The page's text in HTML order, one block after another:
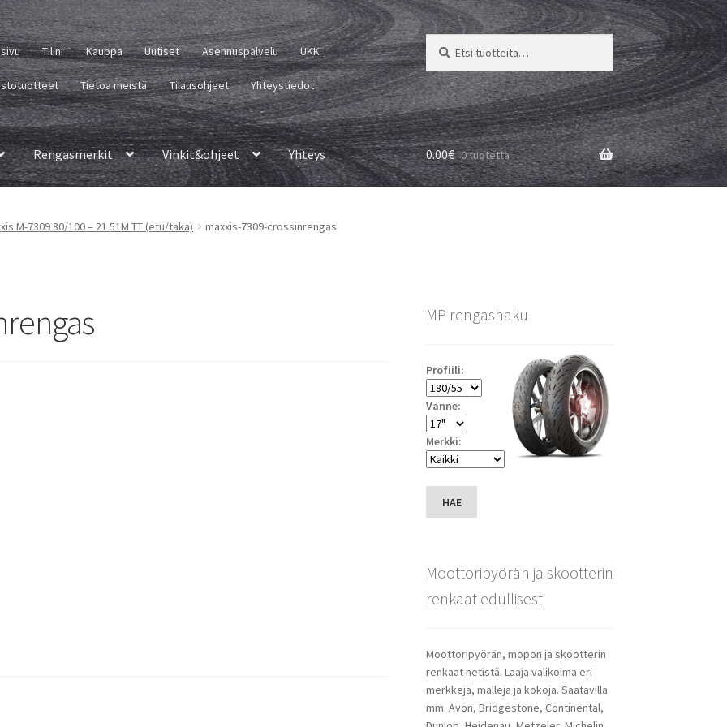
Tilini Kauppa Uutiset Asennuspalvelu UKK
Tietoa meistä Tilausohjeet Yhteystiedot
Etsi:
Haku
Rengasmerkit Vinkit&ohjeet Yhteys 0.00€ 0 tuotetta
M-7309 80/100 – 21 51M TT (etu/taka) maxxis-7309-crossinrengas
MP rengashaku
Profiili:
Vanne:
Merkki:
HAE
Moottoripyörän ja skootterin
renkaat edullisesti
Moottoripyörän, mopon ja skootterin
renkaat netistä. Laaja valikoima eri
merkkejä, malleja ja kokoja. Saatavilla
mm. Avon, Bridgestone, Continental,